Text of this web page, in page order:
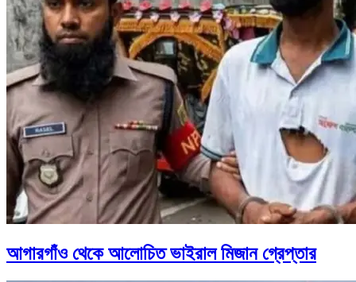
আগারগাঁও থেকে আলোচিত ভাইরাল মিজান গ্রেপ্তার